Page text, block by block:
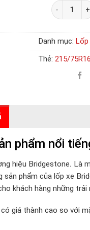
Số lượng
Danh mục:
Thẻ:215/
phẩm nổi
hiệu Bridgestone. Là
phẩm của lốp xe
khách hàng những trải
giá thành cao so với